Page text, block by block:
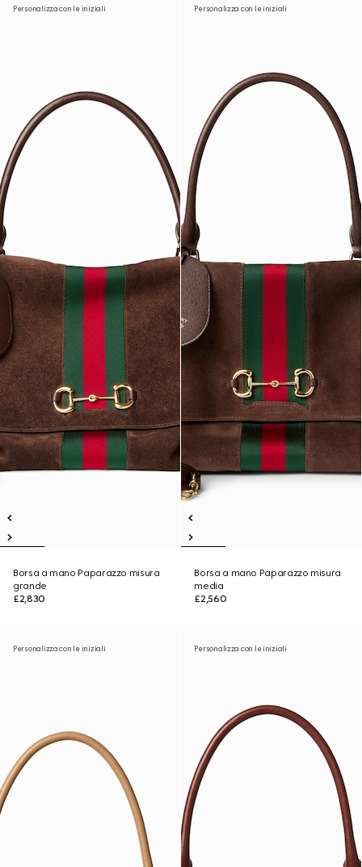
Personalizza con le iniziali
Borsa a mano Paparazzo misura
grande
£2,830
Personalizza con le iniziali
Borsa a mano Paparazzo misura
media
£2,560
Personalizza con le iniziali Personalizza con le iniziali